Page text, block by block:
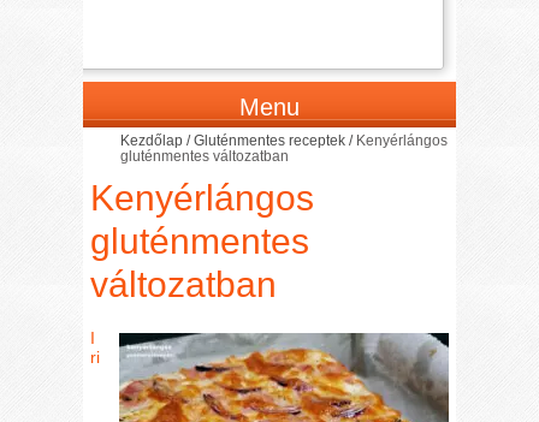
Menu
Kezdőlap /Gluténmentes receptek / Kenyérlángos
gluténmentes változatban
Kenyérlángos
gluténmentes
változatban
I
ri